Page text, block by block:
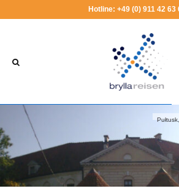
Hotline: +49 (0) 911 42 63